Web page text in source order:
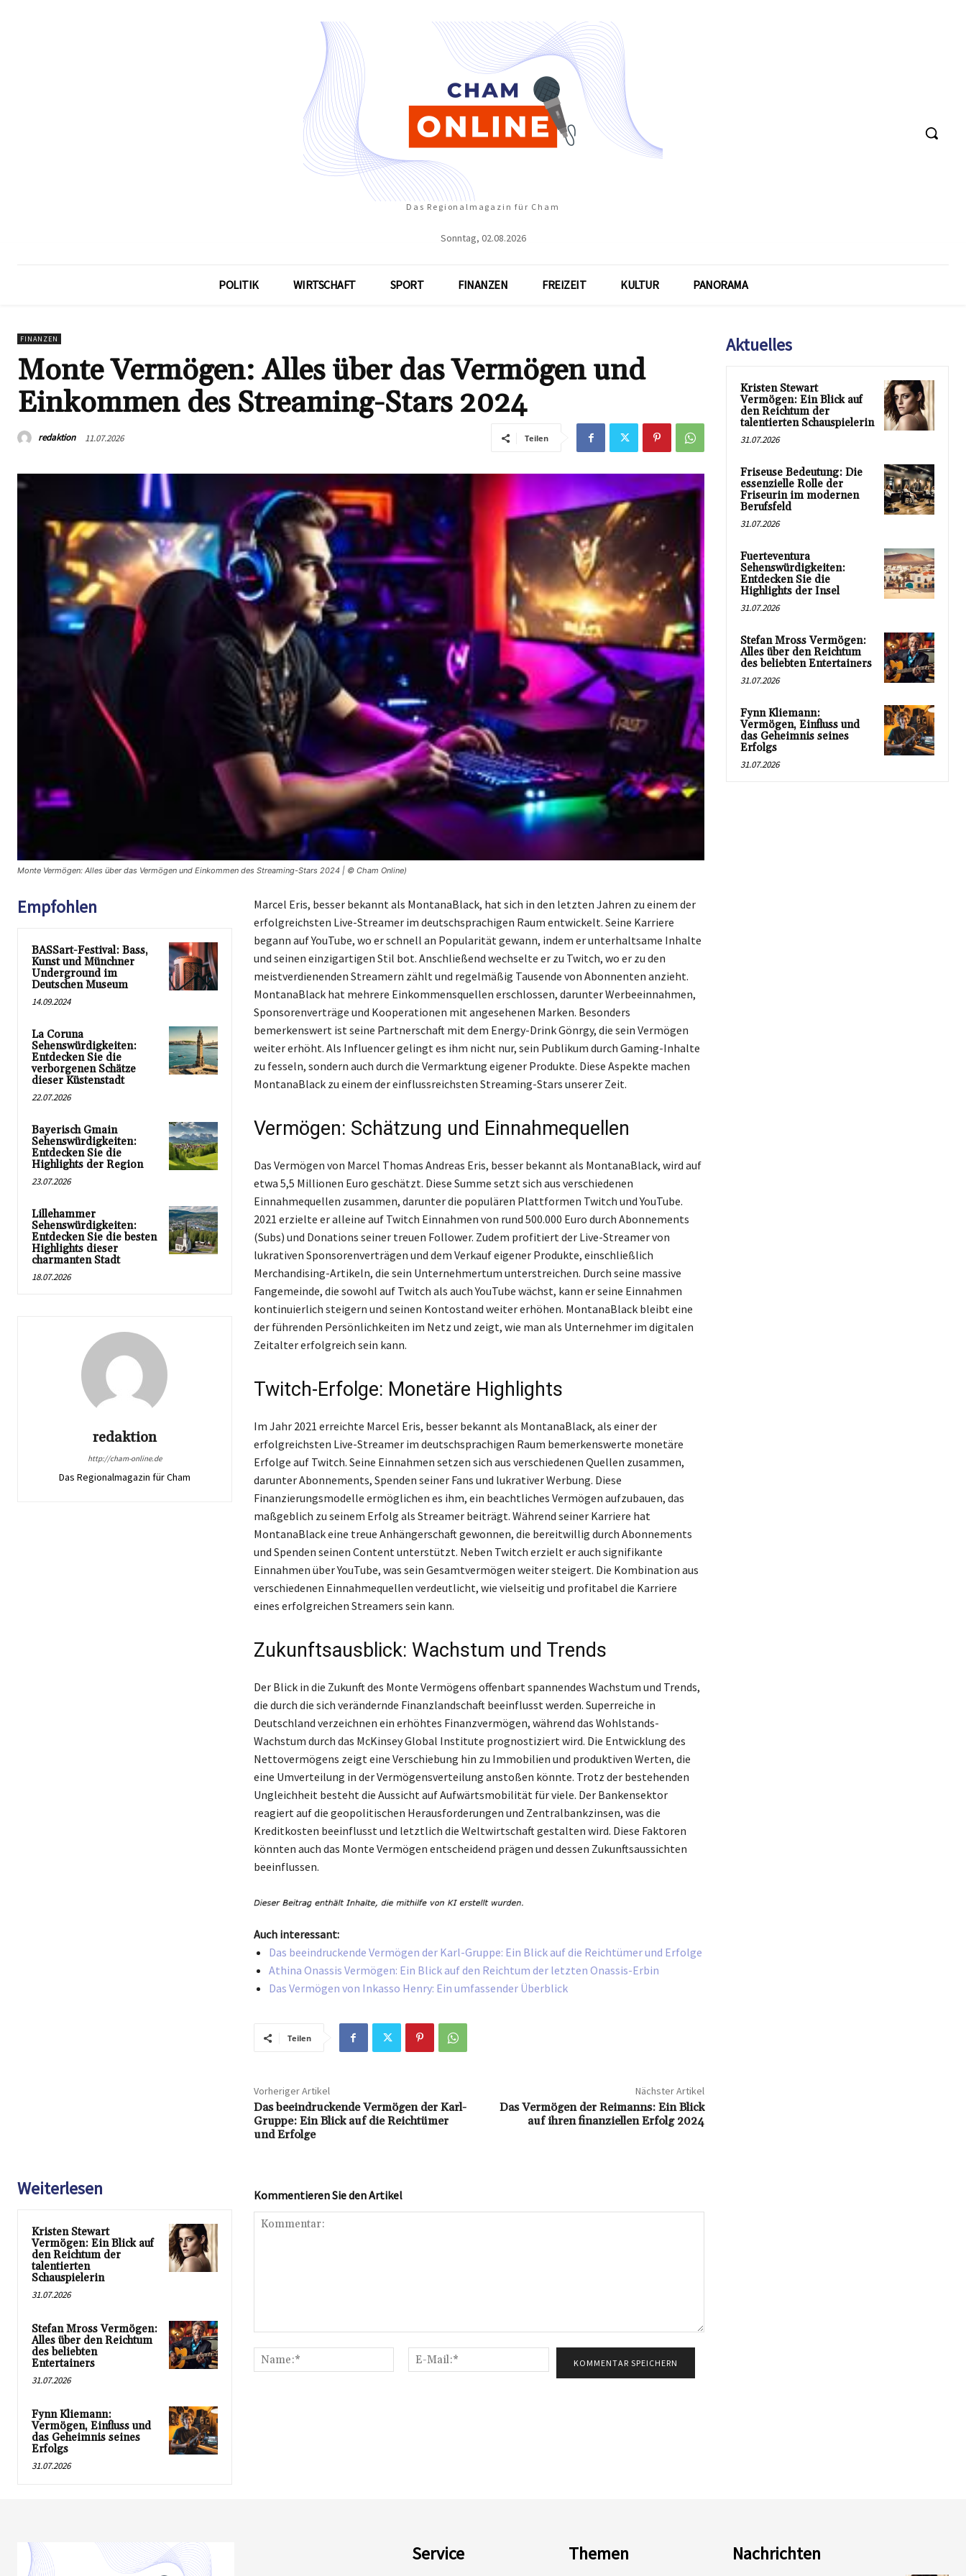
Das Regionalmagazin für Cham
Sonntag, 02.08.2026
POLITIK WIRTSCHAFT SPORT FINANZEN FREIZEIT KULTUR PANORAMA
FINANZEN
Monte Vermögen: Alles über das Vermögen und
Einkommen des Streaming-Stars 2024
redaktion 11.07.2026 Teilen
Monte Vermögen: Alles über das Vermögen und Einkommen des Streaming-Stars 2024 | © Cham Online)
Empfohlen
BASSart-Festival: Bass,
Kunst und Münchner
Underground im
Deutschen Museum
14.09.2024
La Coruna
Sehenswürdigkeiten:
Entdecken Sie die
verborgenen Schätze
dieser Küstenstadt
22.07.2026
Bayerisch Gmain
Sehenswürdigkeiten:
Entdecken Sie die
Highlights der Region
23.07.2026
Lillehammer
Sehenswürdigkeiten:
Entdecken Sie die besten
Highlights dieser
charmanten Stadt
18.07.2026
redaktion
http://cham-online.de
Das Regionalmagazin für Cham
Marcel Eris, besser bekannt als MontanaBlack, hat sich in den letzten Jahren zu einem der
erfolgreichsten Live-Streamer im deutschsprachigen Raum entwickelt. Seine Karriere
begann auf YouTube, wo er schnell an Popularität gewann, indem er unterhaltsame Inhalte
und seinen einzigartigen Stil bot. Anschließend wechselte er zu Twitch, wo er zu den
meistverdienenden Streamern zählt und regelmäßig Tausende von Abonnenten anzieht.
MontanaBlack hat mehrere Einkommensquellen erschlossen, darunter Werbeeinnahmen,
Sponsorenverträge und Kooperationen mit angesehenen Marken. Besonders
bemerkenswert ist seine Partnerschaft mit dem Energy-Drink Gönrgy, die sein Vermögen
weiter erhöht. Als Influencer gelingt es ihm nicht nur, sein Publikum durch Gaming-Inhalte
zu fesseln, sondern auch durch die Vermarktung eigener Produkte. Diese Aspekte machen
MontanaBlack zu einem der einflussreichsten Streaming-Stars unserer Zeit.
Vermögen: Schätzung und Einnahmequellen
Das Vermögen von Marcel Thomas Andreas Eris, besser bekannt als MontanaBlack, wird auf
etwa 5,5 Millionen Euro geschätzt. Diese Summe setzt sich aus verschiedenen
Einnahmequellen zusammen, darunter die populären Plattformen Twitch und YouTube.
2021 erzielte er alleine auf Twitch Einnahmen von rund 500.000 Euro durch Abonnements
(Subs) und Donations seiner treuen Follower. Zudem profitiert der Live-Streamer von
lukrativen Sponsorenverträgen und dem Verkauf eigener Produkte, einschließlich
Merchandising-Artikeln, die sein Unternehmertum unterstreichen. Durch seine massive
Fangemeinde, die sowohl auf Twitch als auch YouTube wächst, kann er seine Einnahmen
kontinuierlich steigern und seinen Kontostand weiter erhöhen. MontanaBlack bleibt eine
der führenden Persönlichkeiten im Netz und zeigt, wie man als Unternehmer im digitalen
Zeitalter erfolgreich sein kann.
Twitch-Erfolge: Monetäre Highlights
Im Jahr 2021 erreichte Marcel Eris, besser bekannt als MontanaBlack, als einer der
erfolgreichsten Live-Streamer im deutschsprachigen Raum bemerkenswerte monetäre
Erfolge auf Twitch. Seine Einnahmen setzen sich aus verschiedenen Quellen zusammen,
darunter Abonnements, Spenden seiner Fans und lukrativer Werbung. Diese
Finanzierungsmodelle ermöglichen es ihm, ein beachtliches Vermögen aufzubauen, das
maßgeblich zu seinem Erfolg als Streamer beiträgt. Während seiner Karriere hat
MontanaBlack eine treue Anhängerschaft gewonnen, die bereitwillig durch Abonnements
und Spenden seinen Content unterstützt. Neben Twitch erzielt er auch signifikante
Einnahmen über YouTube, was sein Gesamtvermögen weiter steigert. Die Kombination aus
verschiedenen Einnahmequellen verdeutlicht, wie vielseitig und profitabel die Karriere
eines erfolgreichen Streamers sein kann.
Zukunftsausblick: Wachstum und Trends
Der Blick in die Zukunft des Monte Vermögens offenbart spannendes Wachstum und Trends,
die durch die sich verändernde Finanzlandschaft beeinflusst werden. Superreiche in
Deutschland verzeichnen ein erhöhtes Finanzvermögen, während das Wohlstands-
Wachstum durch das McKinsey Global Institute prognostiziert wird. Die Entwicklung des
Nettovermögens zeigt eine Verschiebung hin zu Immobilien und produktiven Werten, die
eine Umverteilung in der Vermögensverteilung anstoßen könnte. Trotz der bestehenden
Ungleichheit besteht die Aussicht auf Aufwärtsmobilität für viele. Der Bankensektor
reagiert auf die geopolitischen Herausforderungen und Zentralbankzinsen, was die
Kreditkosten beeinflusst und letztlich die Weltwirtschaft gestalten wird. Diese Faktoren
könnten auch das Monte Vermögen entscheidend prägen und dessen Zukunftsaussichten
beeinflussen.
Auch interessant:
Das beeindruckende Vermögen der Karl-Gruppe: Ein Blick auf die Reichtümer und Erfolge
Athina Onassis Vermögen: Ein Blick auf den Reichtum der letzten Onassis-Erbin
Das Vermögen von Inkasso Henry: Ein umfassender Überblick
Teilen
Vorheriger Artikel
Das beeindruckende Vermögen der Karl-
Gruppe: Ein Blick auf die Reichtümer
und Erfolge
Nächster Artikel
Das Vermögen der Reimanns: Ein Blick
auf ihren finanziellen Erfolg 2024
Weiterlesen
Kristen Stewart
Vermögen: Ein Blick auf
den Reichtum der
talentierten
Schauspielerin
31.07.2026
Stefan Mross Vermögen:
Alles über den Reichtum
des beliebten
Entertainers
31.07.2026
Fynn Kliemann:
Vermögen, Einfluss und
das Geheimnis seines
Erfolgs
31.07.2026
Kommentieren Sie den Artikel
Name:*
Mail:*
Aktuelles
Kristen Stewart
Vermögen: Ein Blick auf
den Reichtum der
talentierten Schauspielerin
31.07.2026
Friseuse Bedeutung: Die
essenzielle Rolle der
Friseurin im modernen
Berufsfeld
31.07.2026
Fuerteventura
Sehenswürdigkeiten:
Entdecken Sie die
Highlights der Insel
31.07.2026
Stefan Mross Vermögen:
Alles über den Reichtum
des beliebten Entertainers
31.07.2026
Fynn Kliemann:
Vermögen, Einfluss und
das Geheimnis seines
Erfolgs
31.07.2026
Service Themen Nachrichten